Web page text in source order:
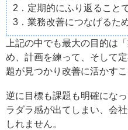
2．定期的にふり返ること
3．業務改善につなげるた
上記の中でも最大の目的は
め、計画を練って、そして
題が見つかり改善に活かすこ
逆に目標も課題も明確にな
ラダラ感が出てしまい、会
しれません。